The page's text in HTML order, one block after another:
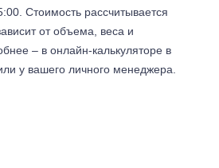
Стоимость рассчитывается
от объема, веса и
– в онлайн-калькуляторе в
у вашего личного менеджера.